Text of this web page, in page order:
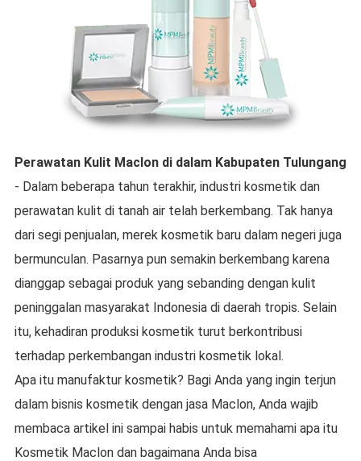
Perawatan Kulit Maclon di dalam Kabupaten Tulungang
- Dalam beberapa tahun terakhir, industri kosmetik dan
perawatan kulit di tanah air telah berkembang. Tak hanya
dari segi penjualan, merek kosmetik baru dalam negeri juga
bermunculan. Pasarnya pun semakin berkembang karena
dianggap sebagai produk yang sebanding dengan kulit
peninggalan masyarakat Indonesia di daerah tropis. Selain
itu, kehadiran produksi kosmetik turut berkontribusi
terhadap perkembangan industri kosmetik lokal.
Apa itu manufaktur kosmetik? Bagi Anda yang ingin terjun
dalam bisnis kosmetik dengan jasa Maclon, Anda wajib
membaca artikel ini sampai habis untuk memahami apa itu
Kosmetik Maclon dan bagaimana Anda bisa